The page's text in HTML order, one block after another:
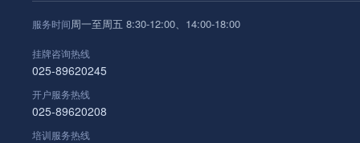
服务时间周一至周五 8:30-12:00、14:00-18:00
挂牌咨询热线
025-89620245
开户服务热线
025-89620208
培训服务热线